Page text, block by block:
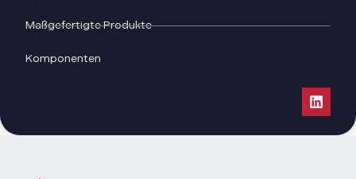
Maßgefertigte Produkte
Komponenten